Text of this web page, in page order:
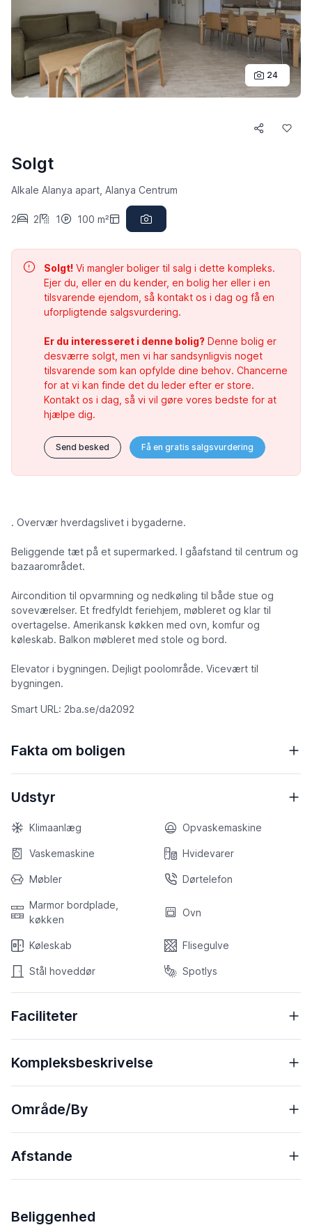
24
Solgt
Alkale Alanya apart, Alanya Centrum
2 2 1 100 m²
Solgt! Vi mangler boliger til salg i dette kompleks.
Ejer du, eller en du kender, en bolig her eller i en
tilsvarende ejendom, så kontakt os i dag og få en
uforpligtende salgsvurdering.
Er du interesseret i denne bolig? Denne bolig er
desværre solgt, men vi har sandsynligvis noget
tilsvarende som kan opfylde dine behov. Chancerne
for at vi kan finde det du leder efter er store.
Kontakt os i dag, så vi vil gøre vores bedste for at
hjælpe dig.
Send besked Få en gratis salgsvurdering
. Overvær hverdagslivet i bygaderne.
Beliggende tæt på et supermarked. I gåafstand til centrum og
bazaarområdet.
Aircondition til opvarmning og nedkøling til både stue og
soveværelser. Et fredfyldt feriehjem, møbleret og klar til
overtagelse. Amerikansk køkken med ovn, komfur og
køleskab. Balkon møbleret med stole og bord.
Elevator i bygningen. Dejligt poolområde. Vicevært til
bygningen.
Smart URL: 2ba.se/da2092
Fakta om boligen
Udstyr
Klimaanlæg Opvaskemaskine
Vaskemaskine Hvidevarer
Møbler Dørtelefon
Marmor bordplade,
køkken
Ovn
Køleskab Flisegulve
Stål hoveddør Spotlys
Faciliteter
Kompleksbeskrivelse
Område/By
Afstande
Beliggenhed